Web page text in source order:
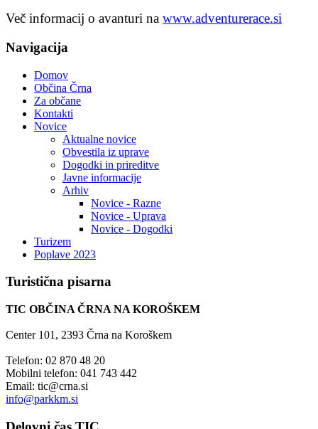
Več informacij o avanturi na www.adventurerace.si
Navigacija
Domov
Občina Črna
Za občane
Kontakti
Novice
Aktualne novice
Obvestila iz uprave
Dogodki in prireditve
Javne informacije
Arhiv
Novice - Razne
Novice - Uprava
Novice - Dogodki
Turizem
Poplave 2023
Turistična pisarna
TIC OBČINA ČRNA NA KOROŠKEM
Center 101, 2393 Črna na Koroškem
Telefon: 02 870 48 20
Mobilni telefon: 041 743 442
Email: tic@crna.si
info@parkkm.si